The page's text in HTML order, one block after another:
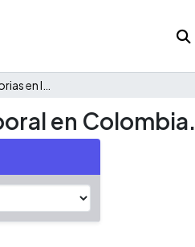
en Colombia.